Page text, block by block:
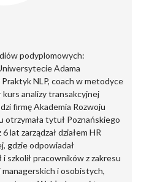
podyplomowych:
Adama
NLP, coach w metodyce
analizy transakcyjnej
firmę Akademia Rozwoju
tytuł Poznańskiego
lat zarządzał działem HR
gdzie odpowiadał
szkolił pracowników z zakresu
i osobistych,